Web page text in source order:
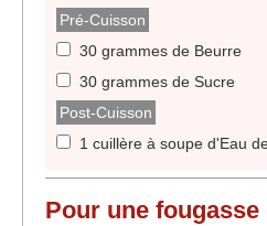
Pré-Cuisson
30 grammes de Beurre
30 grammes de Sucre
Post-Cuisson
1 cuillère à soupe d'Eau
Pour une fougasse